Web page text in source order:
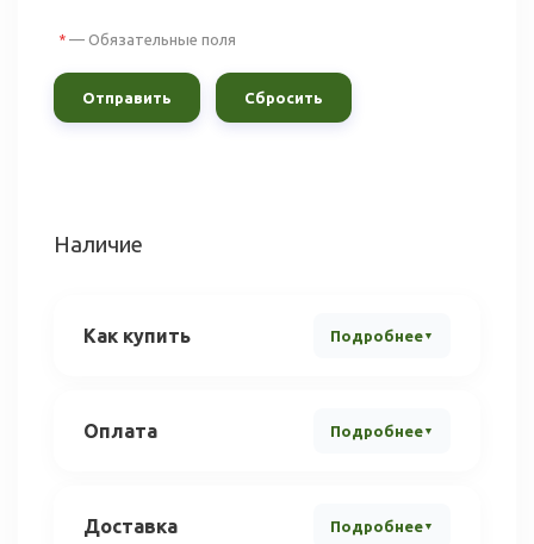
* — Обязательные поля
Сбросить
Наличие
Как купить Подробнее
Оплата Подробнее
Доставка Подробнее